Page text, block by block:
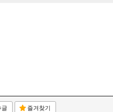
글 즐겨찾기